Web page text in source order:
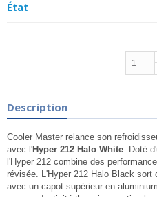
État
Description
Cooler Master relance son
avec l'Hyper 212 Halo White. Doté
l'Hyper 212 combine des
révisée. L'Hyper 212 Halo Black sort
avec un capot supérieur en